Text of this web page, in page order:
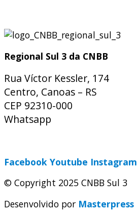
Regional Sul 3 da CNBB
Rua Víctor Kessler, 174
Centro, Canoas – RS
CEP 92310-000
Whatsapp
Facebook Youtube Instagram
© Copyright 2025 CNBB Sul 3
Desenvolvido por Masterpress